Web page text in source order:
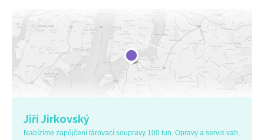
Jiří Jirkovský
Nabízíme zapůjčení tárovací soupravy 100 tun. Opravy a servis vah,